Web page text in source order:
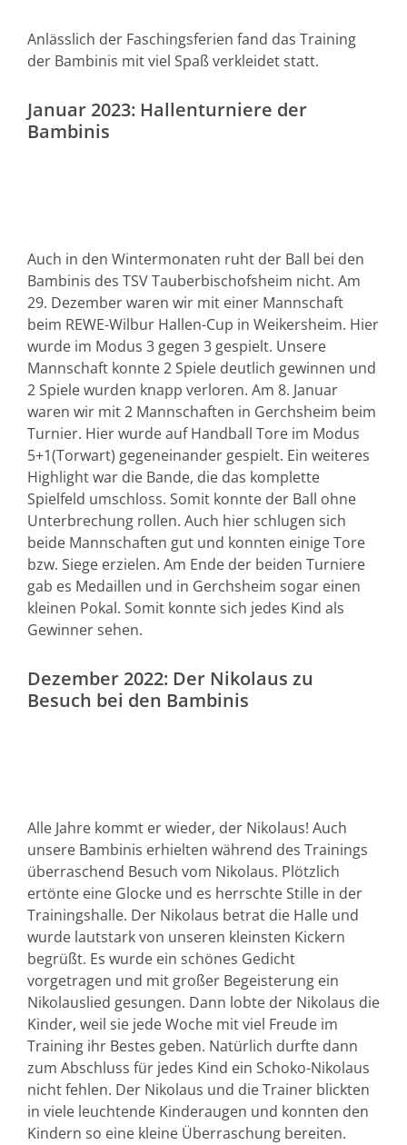
Anlässlich der Faschingsferien fand das Training
der Bambinis mit viel Spaß verkleidet statt.
Januar 2023: Hallenturniere der
Bambinis
Auch in den Wintermonaten ruht der Ball bei den
Bambinis des TSV Tauberbischofsheim nicht. Am
29. Dezember waren wir mit einer Mannschaft
beim REWE-Wilbur Hallen-Cup in Weikersheim. Hier
wurde im Modus 3 gegen 3 gespielt. Unsere
Mannschaft konnte 2 Spiele deutlich gewinnen und
2 Spiele wurden knapp verloren. Am 8. Januar
waren wir mit 2 Mannschaften in Gerchsheim beim
Turnier. Hier wurde auf Handball Tore im Modus
5+1(Torwart) gegeneinander gespielt. Ein weiteres
Highlight war die Bande, die das komplette
Spielfeld umschloss. Somit konnte der Ball ohne
Unterbrechung rollen. Auch hier schlugen sich
beide Mannschaften gut und konnten einige Tore
bzw. Siege erzielen. Am Ende der beiden Turniere
gab es Medaillen und in Gerchsheim sogar einen
kleinen Pokal. Somit konnte sich jedes Kind als
Gewinner sehen.
Dezember 2022: Der Nikolaus zu
Besuch bei den Bambinis
Alle Jahre kommt er wieder, der Nikolaus! Auch
unsere Bambinis erhielten während des Trainings
überraschend Besuch vom Nikolaus. Plötzlich
ertönte eine Glocke und es herrschte Stille in der
Trainingshalle. Der Nikolaus betrat die Halle und
wurde lautstark von unseren kleinsten Kickern
begrüßt. Es wurde ein schönes Gedicht
vorgetragen und mit großer Begeisterung ein
Nikolauslied gesungen. Dann lobte der Nikolaus die
Kinder, weil sie jede Woche mit viel Freude im
Training ihr Bestes geben. Natürlich durfte dann
zum Abschluss für jedes Kind ein Schoko-Nikolaus
nicht fehlen. Der Nikolaus und die Trainer blickten
in viele leuchtende Kinderaugen und konnten den
Kindern so eine kleine Überraschung bereiten.